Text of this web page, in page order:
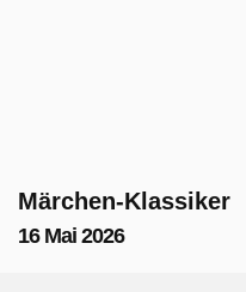
Märchen-Klassiker
16 Mai 2026